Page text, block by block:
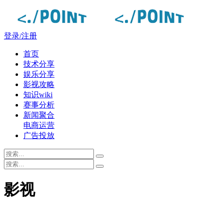
登录/注册
首页
技术分享
娱乐分享
影视攻略
知识wiki
赛事分析
新闻聚合
电商运营
广告投放
影视